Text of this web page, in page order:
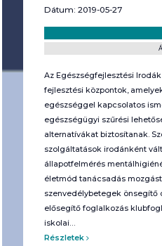
Dátum: 2019-05-27
Az Egészségfejlesztési
fejlesztési központok,
egészséggel kapcsolatos
egészségügyi szűrési
alternatívákat biztosítanak.
szolgáltatások irodánként
állapotfelmérés
életmód tanácsadás
szenvedélybetegek önsegítő
elősegítő foglalkozás
iskolai…
Részletek